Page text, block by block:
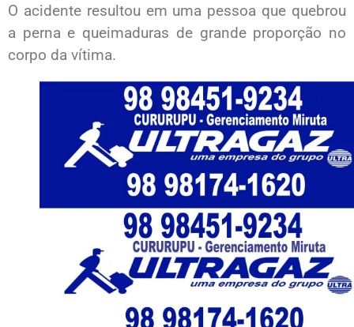
O acidente resultou em uma pessoa que quebrou
a perna e queimaduras de grande proporção no
corpo da vítima.